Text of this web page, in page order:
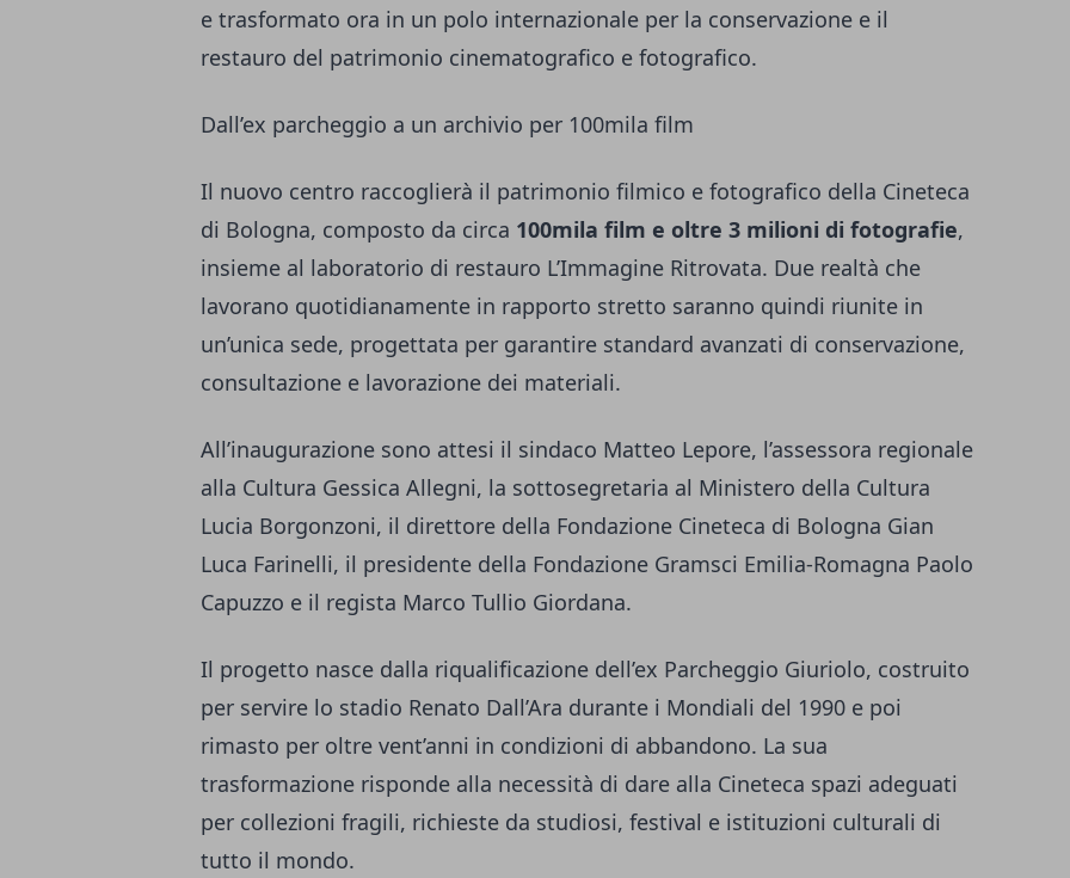
e trasformato ora in un polo internazionale per la conservazione e il
restauro del patrimonio cinematografico e fotografico.
Dall’ex parcheggio a un archivio per 100mila film
Il nuovo centro raccoglierà il patrimonio filmico e fotografico della Cineteca
di Bologna, composto da circa 100mila film e oltre 3 milioni di fotografie,
insieme al laboratorio di restauro L’Immagine Ritrovata. Due realtà che
lavorano quotidianamente in rapporto stretto saranno quindi riunite in
un’unica sede, progettata per garantire standard avanzati di conservazione,
consultazione e lavorazione dei materiali.
All’inaugurazione sono attesi il sindaco Matteo Lepore, l’assessora regionale
alla Cultura Gessica Allegni, la sottosegretaria al Ministero della Cultura
Lucia Borgonzoni, il direttore della Fondazione Cineteca di Bologna Gian
Luca Farinelli, il presidente della Fondazione Gramsci Emilia-Romagna Paolo
Capuzzo e il regista Marco Tullio Giordana.
Il progetto nasce dalla riqualificazione dell’ex Parcheggio Giuriolo, costruito
per servire lo stadio Renato Dall’Ara durante i Mondiali del 1990 e poi
rimasto per oltre vent’anni in condizioni di abbandono. La sua
trasformazione risponde alla necessità di dare alla Cineteca spazi adeguati
per collezioni fragili, richieste da studiosi, festival e istituzioni culturali di
tutto il mondo.